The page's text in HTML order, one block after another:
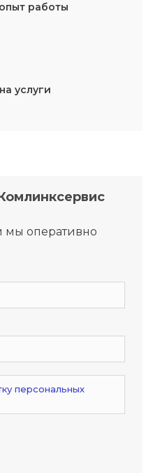
работы
услуги
оперативно
персональных